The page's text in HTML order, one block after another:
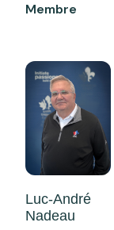
Membre
Luc-André
Nadeau